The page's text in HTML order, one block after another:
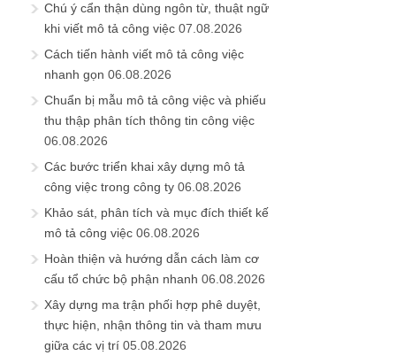
Chú ý cẩn thận dùng ngôn từ, thuật ngữ
khi viết mô tả công việc 07.08.2026
Cách tiến hành viết mô tả công việc
nhanh gọn 06.08.2026
Chuẩn bị mẫu mô tả công việc và phiếu
thu thập phân tích thông tin công việc
06.08.2026
Các bước triển khai xây dựng mô tả
công việc trong công ty 06.08.2026
Khảo sát, phân tích và mục đích thiết kế
mô tả công việc 06.08.2026
Hoàn thiện và hướng dẫn cách làm cơ
cấu tổ chức bộ phận nhanh 06.08.2026
Xây dựng ma trận phối hợp phê duyệt,
thực hiện, nhận thông tin và tham mưu
giữa các vị trí 05.08.2026